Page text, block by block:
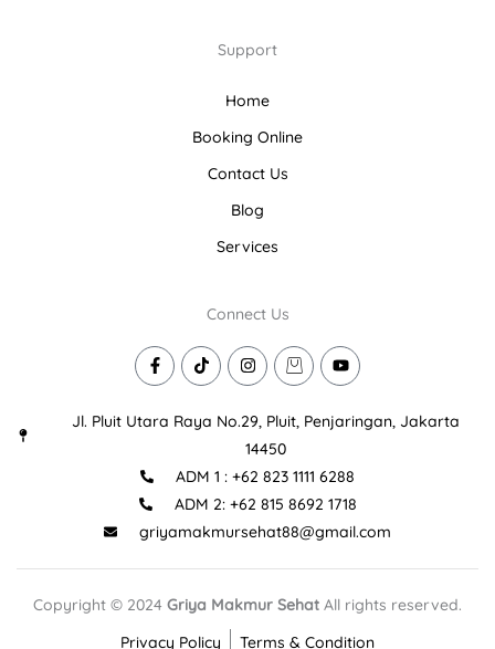
Support
Home
Booking Online
Contact Us
Blog
Services
Connect Us
F
a
e
b
k
T
i
t
o
I
n
t
a
g
a
m
I
c
n
-
o
p
p
i
n
g
b
a
Y
o
t
u
Jl. Pluit Utara Raya No.29, Pluit, Penjaringan, Jakarta
14450
ADM 1 : +62 823 1111 6288
ADM 2: +62 815 8692 1718
griyamakmursehat88@gmail.com
Copyright © 2024 Griya Makmur Sehat All rights reserved.
Privacy Policy
Terms & Condition